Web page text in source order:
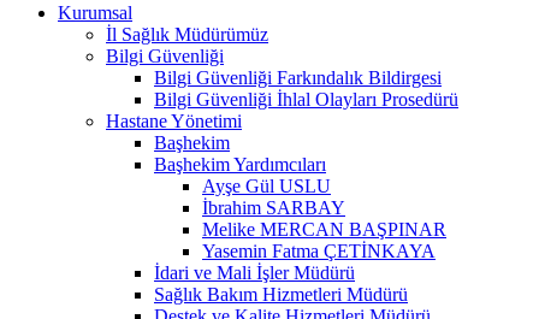
Kurumsal
İl Sağlık Müdürümüz
Bilgi Güvenliği
Bilgi Güvenliği Farkındalık Bildirgesi
Bilgi Güvenliği İhlal Olayları Prosedürü
Hastane Yönetimi
Başhekim
Başhekim Yardımcıları
Ayşe Gül USLU
İbrahim SARBAY
Melike MERCAN BAŞPINAR
Yasemin Fatma ÇETİNKAYA
İdari ve Mali İşler Müdürü
Sağlık Bakım Hizmetleri Müdürü